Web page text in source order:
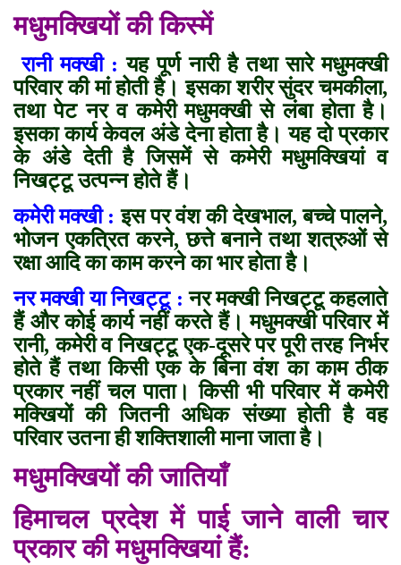
मधुमक्खियों की किस्में
रानी मक्खी : यह पूर्ण नारी है तथा सारे मधुमक्खी
परिवार की मां होती है। इसका शरीर सुंदर चमकीला,
तथा पेट नर व कमेरी मधुमक्खी से लंबा होता है।
इसका कार्य केवल अंडे देना होता है। यह दो प्रकार
के अंडे देती है जिसमें से कमेरी मधुमक्खियां व
निखट्टू उत्पन्न होते हैं।
कमेरी मक्खी : इस पर वंश की देखभाल, बच्चे पालने,
भोजन एकत्रित करने, छत्ते बनाने तथा शत्रुओं से
रक्षा आदि का काम करने का भार होता है।
नर मक्खी या निखट्टू : नर मक्खी निखट्टू कहलाते
हैं और कोई कार्य नहीं करते हैं। मधुमक्खी परिवार में
रानी, कमेरी व निखट्टू एक-दूसरे पर पूरी तरह निर्भर
होते हैं तथा किसी एक के बिना वंश का काम ठीक
प्रकार नहीं चल पाता। किसी भी परिवार में कमेरी
मक्खियों की जितनी अधिक संख्या होती है वह
परिवार उतना ही शक्तिशाली माना जाता है।
मधुमक्खियों की जातियाँ
हिमाचल प्रदेश में पाई जाने वाली चार
प्रकार की मधुमक्खियां हैं: